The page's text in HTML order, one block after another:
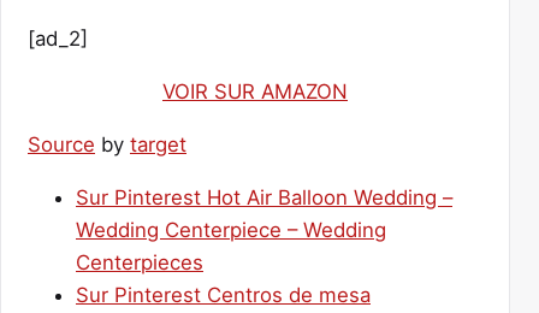
[ad_2]
VOIR SUR AMAZON
Source by target
Sur Pinterest Hot Air Balloon Wedding –
Wedding Centerpiece – Wedding
Centerpieces
Sur Pinterest Centros de mesa